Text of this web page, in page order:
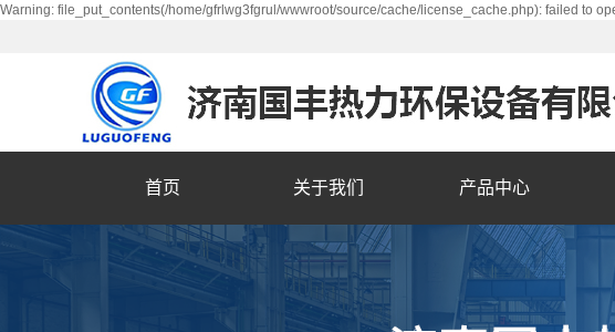
Warning: file_put_contents(/home/gfrlwg3fgrul/wwwroot/source/cache/license_cache.php): failed to
首页 关于我们 产品中心